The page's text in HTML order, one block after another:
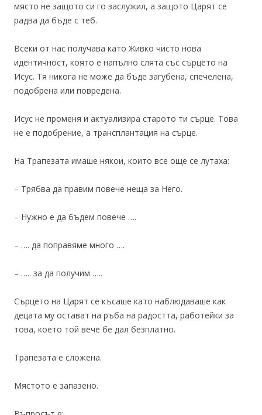
място не защото си го заслужил, а защото Царят се
радва да бъде с теб.
Всеки от нас получава като Живко чисто нова
идентичност, която е напълно слята със сърцето на
Исус. Тя никога не може да бъде загубена, спечелена,
подобрена или повредена.
Исус не променя и актуализира старото ти сърце. Това
не е подобрение, а трансплантация на сърце.
На Трапезата имаше някои, които все още се лутаха:
– Трябва да правим повече неща за Него.
– Нужно е да бъдем повече ….
– …. да поправяме много ….
– ….. за да получим …..
Сърцето на Царят се късаше като наблюдаваше как
децата му остават на ръба на радостта, работейки за
това, което той вече бе дал безплатно.
Трапезата е сложена.
Мястото е запазено.